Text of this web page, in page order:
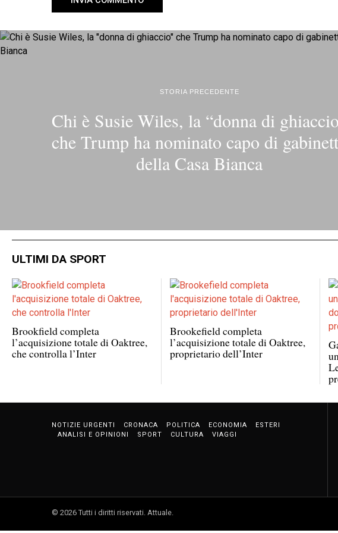
STORIA PRECEDENTE
Chi è Susie Wiles, la “donna di
che Trump ha nominato capo di
della Casa Bianca
ULTIMI DA SPORT
Brookfield completa
l’acquisizione totale di Oaktree,
che controlla l’Inter
Brookefield completa
l’acquisizione totale di Oaktree,
proprietario dell’Inter
NOTIZIE URGENTI CRONACA POLITICA ECONOMIA
ESTERI
ANALISI E OPINIONI
SPORT CULTURA VIAGGI
© 2026 Tutti i diritti riservati. Attuale